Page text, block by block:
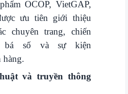
OCOP, VietGAP,
ưu tiên giới thiệu
chuyên trang, chiến
bá số và sự kiện
hàng.
và truyền thông